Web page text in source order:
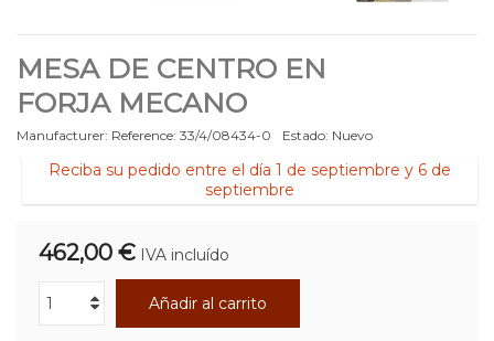
MESA DE CENTRO EN
FORJA MECANO
Manufacturer: Reference: 33/4/08434-0 Estado: Nuevo
Reciba su pedido entre el día 1 de septiembre y 6 de
septiembre
462,00 € IVA incluído
Añadir al carrito